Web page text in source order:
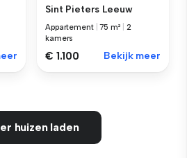
Sint Pieters Leeuw
Appartement |75 m²
2
kamers
€ 1.100 Bekijk meer
huizen laden